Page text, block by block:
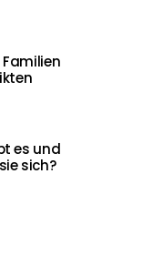
es und
sich?